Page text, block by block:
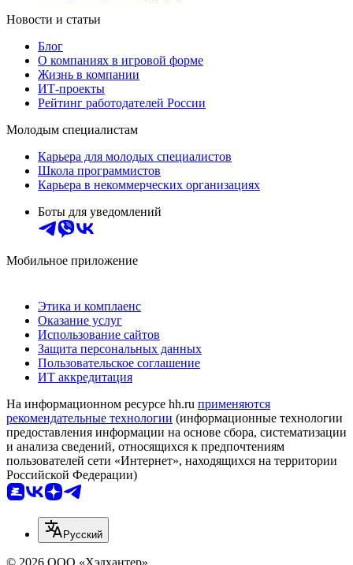
Новости и статьи
Блог
О компаниях в игровой форме
Жизнь в компании
ИТ-проекты
Рейтинг работодателей России
Молодым специалистам
Карьера для молодых специалистов
Школа программистов
Карьера в некоммерческих организациях
Боты для уведомлений
Мобильное приложение
Этика и комплаенс
Оказание услуг
Использование сайтов
Защита персональных данных
Пользовательское соглашение
ИТ аккредитация
На информационном ресурсе hh.ru применяются
рекомендательные технологии (информационные технологии
предоставления информации на основе сбора, систематизации
и анализа сведений, относящихся к предпочтениям
пользователей сети «Интернет», находящихся на территории
Российской Федерации)
Русский
© 2026 ООО «Хэдхантер»